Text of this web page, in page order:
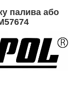
палива або